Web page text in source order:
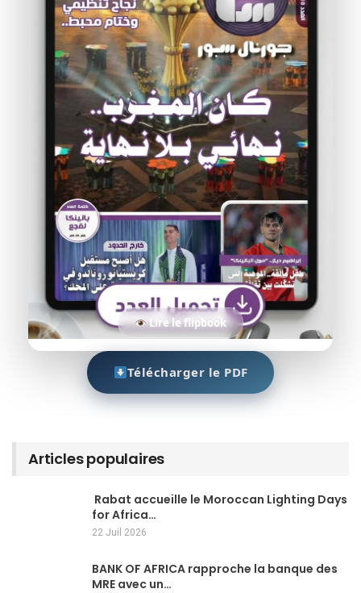
Lire le flipbook
Télécharger le PDF
Articles populaires
Rabat accueille le Moroccan Lighting Days
for Africa…
22 Juil 2026
BANK OF AFRICA rapproche la banque des
MRE avec un…